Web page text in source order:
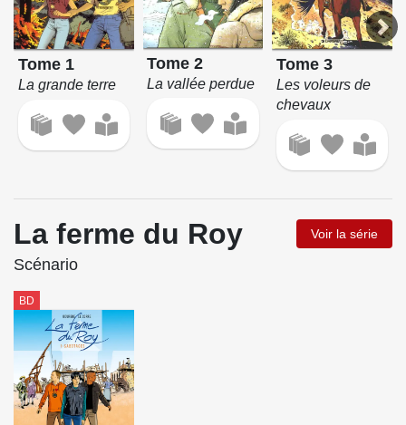
Tome 1
La grande terre
Tome 2
La vallée perdue
Tome 3
Les voleurs de
chevaux
La ferme du Roy Voir la série
Scénario
BD